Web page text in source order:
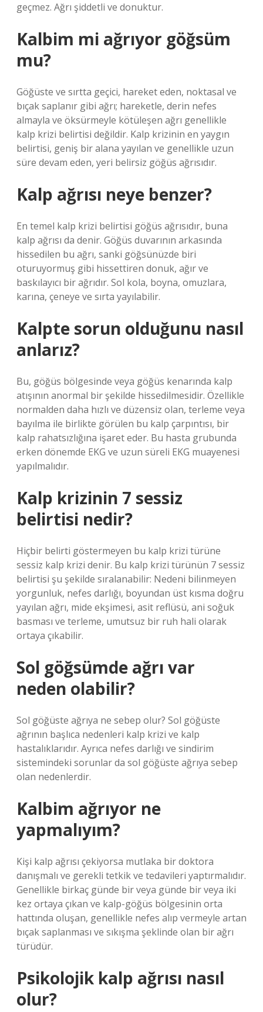
geçmez. Ağrı şiddetli ve donuktur.
Kalbim mi ağrıyor göğsüm
mu?
Göğüste ve sırtta geçici, hareket eden, noktasal ve
bıçak saplanır gibi ağrı; hareketle, derin nefes
almayla ve öksürmeyle kötüleşen ağrı genellikle
kalp krizi belirtisi değildir. Kalp krizinin en yaygın
belirtisi, geniş bir alana yayılan ve genellikle uzun
süre devam eden, yeri belirsiz göğüs ağrısıdır.
Kalp ağrısı neye benzer?
En temel kalp krizi belirtisi göğüs ağrısıdır, buna
kalp ağrısı da denir. Göğüs duvarının arkasında
hissedilen bu ağrı, sanki göğsünüzde biri
oturuyormuş gibi hissettiren donuk, ağır ve
baskılayıcı bir ağrıdır. Sol kola, boyna, omuzlara,
karına, çeneye ve sırta yayılabilir.
Kalpte sorun olduğunu nasıl
anlarız?
Bu, göğüs bölgesinde veya göğüs kenarında kalp
atışının anormal bir şekilde hissedilmesidir. Özellikle
normalden daha hızlı ve düzensiz olan, terleme veya
bayılma ile birlikte görülen bu kalp çarpıntısı, bir
kalp rahatsızlığına işaret eder. Bu hasta grubunda
erken dönemde EKG ve uzun süreli EKG muayenesi
yapılmalıdır.
Kalp krizinin 7 sessiz
belirtisi nedir?
Hiçbir belirti göstermeyen bu kalp krizi türüne
sessiz kalp krizi denir. Bu kalp krizi türünün 7 sessiz
belirtisi şu şekilde sıralanabilir: Nedeni bilinmeyen
yorgunluk, nefes darlığı, boyundan üst kısma doğru
yayılan ağrı, mide ekşimesi, asit reflüsü, ani soğuk
basması ve terleme, umutsuz bir ruh hali olarak
ortaya çıkabilir.
Sol göğsümde ağrı var
neden olabilir?
Sol göğüste ağrıya ne sebep olur? Sol göğüste
ağrının başlıca nedenleri kalp krizi ve kalp
hastalıklarıdır. Ayrıca nefes darlığı ve sindirim
sistemindeki sorunlar da sol göğüste ağrıya sebep
olan nedenlerdir.
Kalbim ağrıyor ne
yapmalıyım?
Kişi kalp ağrısı çekiyorsa mutlaka bir doktora
danışmalı ve gerekli tetkik ve tedavileri yaptırmalıdır.
Genellikle birkaç günde bir veya günde bir veya iki
kez ortaya çıkan ve kalp-göğüs bölgesinin orta
hattında oluşan, genellikle nefes alıp vermeyle artan
bıçak saplanması ve sıkışma şeklinde olan bir ağrı
türüdür.
Psikolojik kalp ağrısı nasıl
olur?